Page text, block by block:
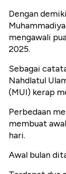
Dengan
mengawali
2025.
Sebagai
Nahdlatul
(MUI) kerap
Perbedaan
membuat
hari.
Awal bulan